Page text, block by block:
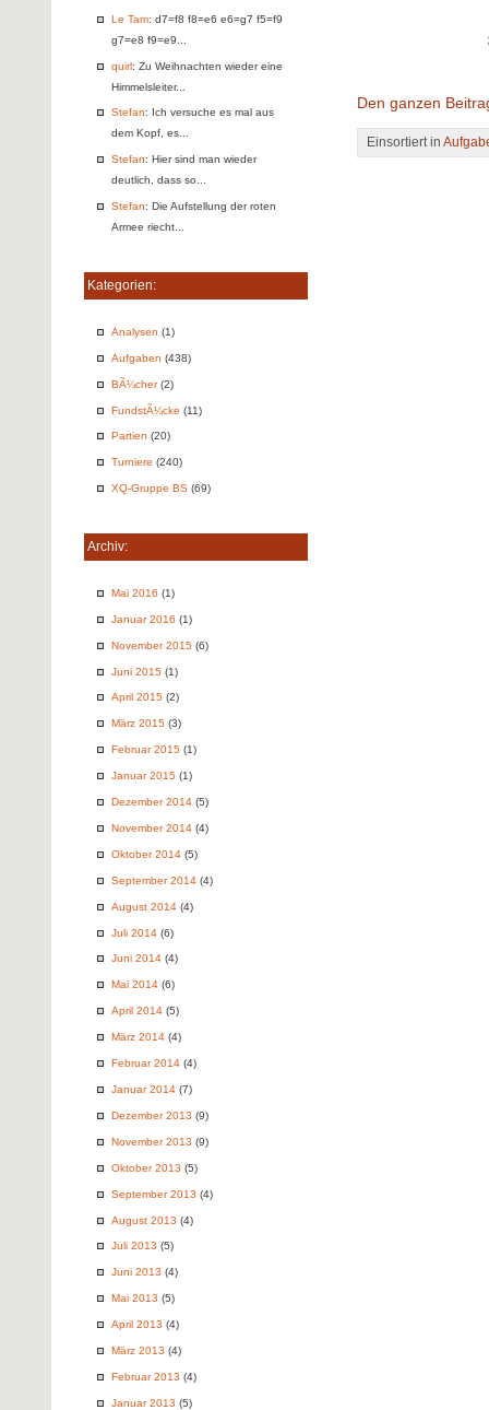
Le Tam: d7=f8 f8=e6 e6=g7 f5=f9
g7=e8 f9=e9...
quirl: Zu Weihnachten wieder eine
Himmelsleiter...
Stefan: Ich versuche es mal aus
dem Kopf, es...
Stefan: Hier sind man wieder
deutlich, dass so...
Stefan: Die Aufstellung der roten
Armee riecht...
Kategorien:
Analysen (1)
Aufgaben (438)
BÃ¼cher(2)
FundstÃ¼cke (11)
Partien (20)
Turniere (240)
XQ-Gruppe BS (69)
Archiv:
Mai 2016 (1)
Januar 2016 (1)
November 2015 (6)
Juni 2015 (1)
April 2015 (2)
März 2015 (3)
Februar 2015 (1)
Januar 2015 (1)
Dezember 2014 (5)
November 2014 (4)
Oktober 2014 (5)
September 2014 (4)
August 2014 (4)
Juli 2014 (6)
Juni 2014 (4)
Mai 2014 (6)
April 2014 (5)
März 2014 (4)
Februar 2014 (4)
Januar 2014 (7)
Dezember 2013 (9)
November 2013 (9)
Oktober 2013 (5)
September 2013 (4)
August 2013 (4)
Juli 2013 (5)
Juni 2013 (4)
Mai 2013 (5)
April 2013 (4)
März 2013 (4)
Februar 2013 (4)
Januar 2013 (5)
Den ganzen
Einsortiert in